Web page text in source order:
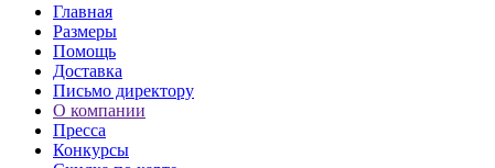
Главная
Размеры
Помощь
Доставка
Письмо директору
О компании
Пресса
Конкурсы